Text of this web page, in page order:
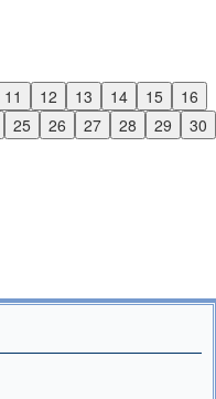
11 12 13 14 15
16
25 26 27 28 29
30